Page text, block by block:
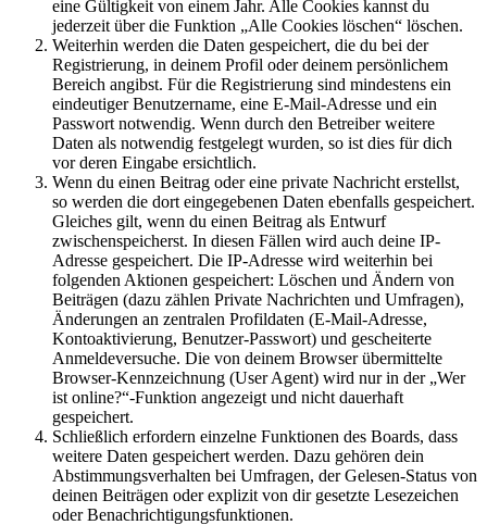
eine Gültigkeit von einem Jahr. Alle Cookies kannst du
jederzeit über die Funktion „Alle Cookies löschen“ löschen.
Weiterhin werden die Daten gespeichert, die du bei der
Registrierung, in deinem Profil oder deinem persönlichem
Bereich angibst. Für die Registrierung sind mindestens ein
eindeutiger Benutzername, eine E-Mail-Adresse und ein
Passwort notwendig. Wenn durch den Betreiber weitere
Daten als notwendig festgelegt wurden, so ist dies für dich
vor deren Eingabe ersichtlich.
Wenn du einen Beitrag oder eine private Nachricht erstellst,
so werden die dort eingegebenen Daten ebenfalls gespeichert.
Gleiches gilt, wenn du einen Beitrag als Entwurf
zwischenspeicherst. In diesen Fällen wird auch deine IP-
Adresse gespeichert. Die IP-Adresse wird weiterhin bei
folgenden Aktionen gespeichert: Löschen und Ändern von
Beiträgen (dazu zählen Private Nachrichten und Umfragen),
Änderungen an zentralen Profildaten (E-Mail-Adresse,
Kontoaktivierung, Benutzer-Passwort) und gescheiterte
Anmeldeversuche. Die von deinem Browser übermittelte
Browser-Kennzeichnung (User Agent) wird nur in der „Wer
ist online?“-Funktion angezeigt und nicht dauerhaft
gespeichert.
Schließlich erfordern einzelne Funktionen des Boards, dass
weitere Daten gespeichert werden. Dazu gehören dein
Abstimmungsverhalten bei Umfragen, der Gelesen-Status von
deinen Beiträgen oder explizit von dir gesetzte Lesezeichen
oder Benachrichtigungsfunktionen.